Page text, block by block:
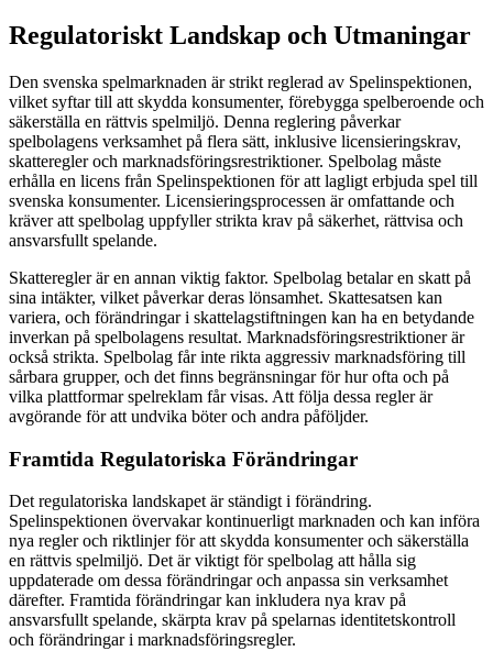
Regulatoriskt Landskap och Utmaningar
Den svenska spelmarknaden är strikt reglerad av Spelinspektionen,
vilket syftar till att skydda konsumenter, förebygga spelberoende och
säkerställa en rättvis spelmiljö. Denna reglering påverkar
spelbolagens verksamhet på flera sätt, inklusive licensieringskrav,
skatteregler och marknadsföringsrestriktioner. Spelbolag måste
erhålla en licens från Spelinspektionen för att lagligt erbjuda spel till
svenska konsumenter. Licensieringsprocessen är omfattande och
kräver att spelbolag uppfyller strikta krav på säkerhet, rättvisa och
ansvarsfullt spelande.
Skatteregler är en annan viktig faktor. Spelbolag betalar en skatt på
sina intäkter, vilket påverkar deras lönsamhet. Skattesatsen kan
variera, och förändringar i skattelagstiftningen kan ha en betydande
inverkan på spelbolagens resultat. Marknadsföringsrestriktioner är
också strikta. Spelbolag får inte rikta aggressiv marknadsföring till
sårbara grupper, och det finns begränsningar för hur ofta och på
vilka plattformar spelreklam får visas. Att följa dessa regler är
avgörande för att undvika böter och andra påföljder.
Framtida Regulatoriska Förändringar
Det regulatoriska landskapet är ständigt i förändring.
Spelinspektionen övervakar kontinuerligt marknaden och kan införa
nya regler och riktlinjer för att skydda konsumenter och säkerställa
en rättvis spelmiljö. Det är viktigt för spelbolag att hålla sig
uppdaterade om dessa förändringar och anpassa sin verksamhet
därefter. Framtida förändringar kan inkludera nya krav på
ansvarsfullt spelande, skärpta krav på spelarnas identitetskontroll
och förändringar i marknadsföringsregler.